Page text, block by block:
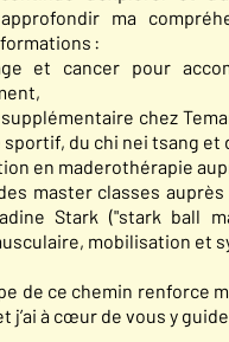
ma
:
et cancer pour
chez
sportif, du chi nei tsang et
en maderothérapie
master classes
Stark ("stark ball
mobilisation et
de ce chemin renforce
j’ai à cœur de vous y